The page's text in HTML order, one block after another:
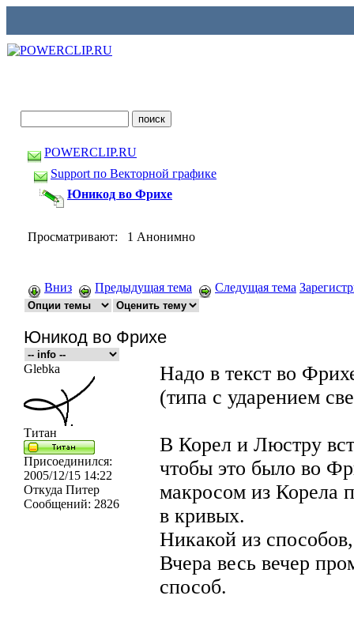
POWERCLIP.RU
Support по Векторной графике
Юникод во Фрихе
Просматривают: 1 Анонимно
Вниз Предыдущая тема Следущая тема
Юникод во Фрихе
Glebka
Титан
Присоединился:
2005/12/15 14:22
Откуда Питер
Сообщений: 2826
Надо в текст во
(типа с ударением
В Корел и Люстру
чтобы это было во
макросом из Корела
в кривых.
Никакой из
Вчера весь вечер
способ.